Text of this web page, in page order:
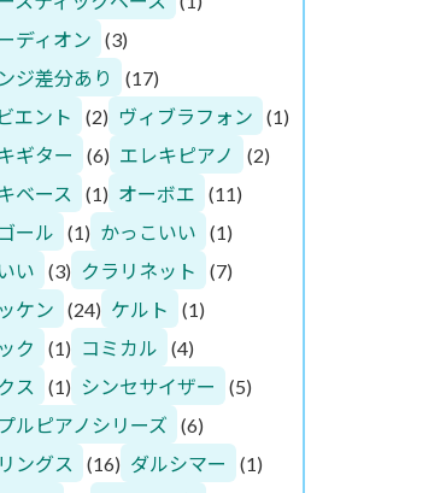
ディオン
(3)
ジ差分あり
(17)
エント
(2) ヴィブラフォン
(1)
ギター
(6) エレキピアノ
(2)
ベース
(1) オーボエ
(11)
ール
(1) かっこいい
(1)
い
(3) クラリネット
(7)
ケン
(24) ケルト
(1)
ク
(1) コミカル
(4)
ス
(1) シンセサイザー
(5)
ルピアノシリーズ
(6)
ングス
(16) ダルシマー
(1)